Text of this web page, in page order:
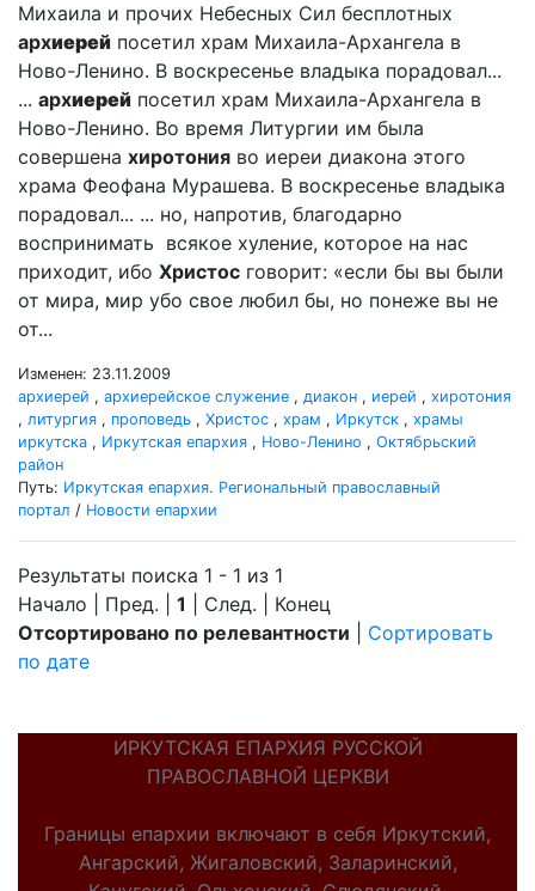
Михаила и прочих Небесных Сил бесплотных
архиерей посетил храм Михаила-Архангела в
Ново-Ленино. В воскресенье владыка порадовал...
... архиерей посетил храм Михаила-Архангела в
Ново-Ленино. Во время Литургии им была
совершена хиротония во иереи диакона этого
храма Феофана Мурашева. В воскресенье владыка
порадовал... ... но, напротив, благодарно
воспринимать всякое хуление, которое на нас
приходит, ибо Христос говорит: «если бы вы были
от мира, мир убо свое любил бы, но понеже вы не
от...
Изменен: 23.11.2009
архиерей , архиерейское служение , диакон , иерей , хиротония
, литургия , проповедь , Христос , храм , Иркутск , храмы
иркутска , Иркутская епархия , Ново-Ленино , Октябрьский
район
Путь: Иркутская епархия. Региональный православный
портал / Новости епархии
Результаты поиска 1 - 1 из 1
Начало | Пред. | 1 | След. | Конец
Отсортировано по релевантности
Сортировать
по дате
ИРКУТСКАЯ ЕПАРХИЯ РУССКОЙ
ПРАВОСЛАВНОЙ ЦЕРКВИ
Границы епархии включают в себя Иркутский,
Ангарский, Жигаловский, Заларинский,